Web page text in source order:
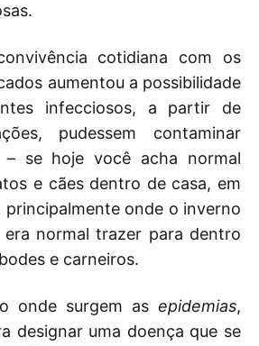
cotidiana com os
aumentou a possibilidade
infecciosos, a partir de
pudessem contaminar
– se hoje você acha normal
e cães dentro de casa, em
principalmente onde o inverno
era normal trazer para dentro
e carneiros.
onde surgem as epidemias,
designar uma doença que se